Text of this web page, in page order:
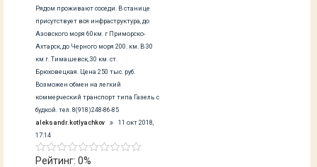
Рядом проживают соседи. В станице
присутствует вся инфраструктура, до
Азовского моря 60км. г Приморско-
Ахтарск, до Черного моря 200. км. В 30
км г. Тимашевск, 30 км. ст.
Брюховецкая. Цена 250 тыс. руб.
Возможен обмен на легкий
коммерческий транспорт типа Газель с
будкой. тел. 8(918)248-86-85
aleksandr.kotlyachkov
11 окт 2018,
17:14
Рейтинг: 0%